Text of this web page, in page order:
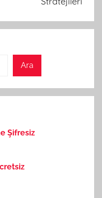
Ara
Şifresiz